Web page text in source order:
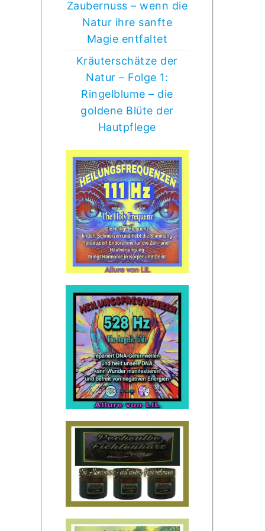
Zaubernuss – wenn die
Natur ihre sanfte
Magie entfaltet
Kräuterschätze der
Natur – Folge 1:
Ringelblume – die
goldene Blüte der
Hautpflege